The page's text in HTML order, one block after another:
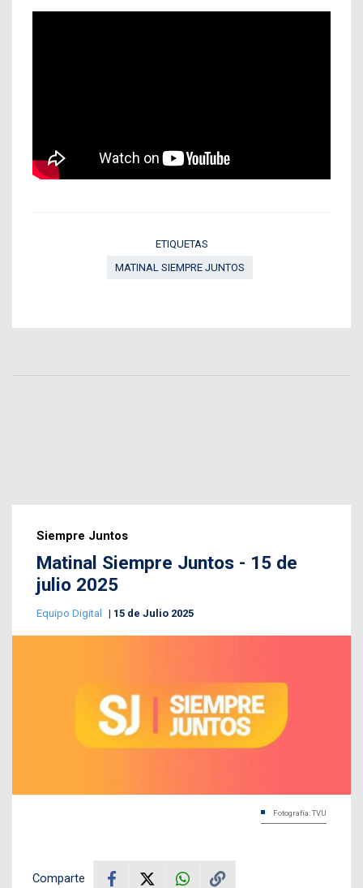
ETIQUETAS
MATINAL SIEMPRE JUNTOS
Siempre Juntos
Matinal Siempre Juntos - 15 de
julio 2025
Equipo Digital 15 de Julio 2025
Fotografía: TVU
Comparte